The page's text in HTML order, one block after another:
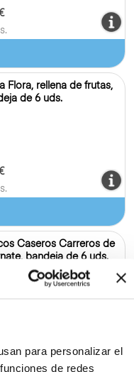
para personalizar el
de redes
Flora, rellena de frutas,
de 6 uds.
Caseros Carreros de
bandeja de 6 uds.